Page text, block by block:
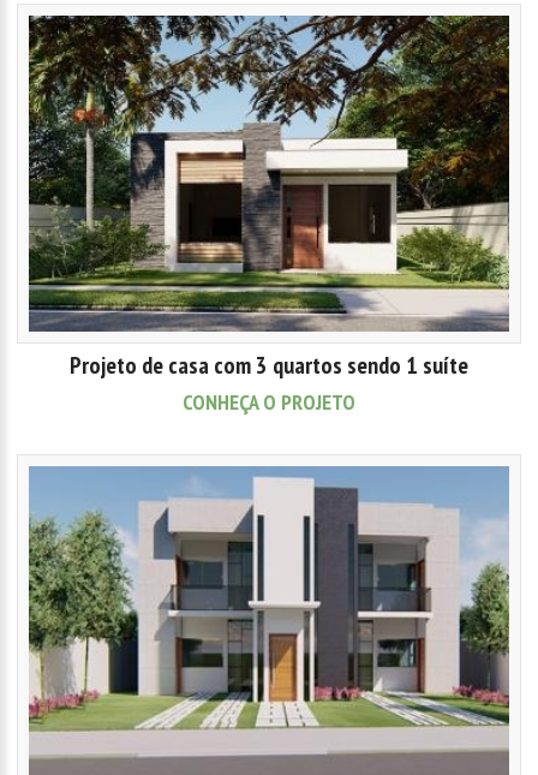
Projeto de casa com 3 quartos sendo 1 suíte
CONHEÇA O PROJETO